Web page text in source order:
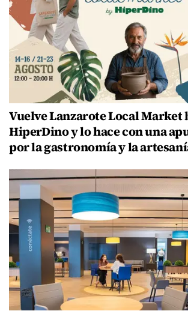
Vuelve Lanzarote Local Market
HiperDino y lo hace con una
por la gastronomía y la